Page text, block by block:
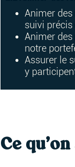
Animer
suivi
Animer
notre
Assurer le
y
Ce